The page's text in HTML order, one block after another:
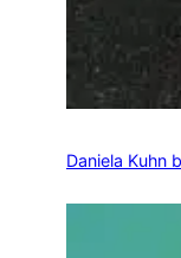
Daniela Kuhn